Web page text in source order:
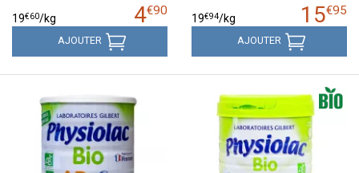
4€90
19€60/kg
AJOUTER
15€95
19€94/kg
AJOUTER